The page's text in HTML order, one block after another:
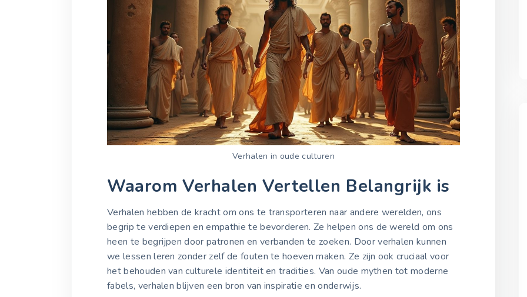
Verhalen in oude culturen
Waarom Verhalen Vertellen Belangrijk is
Verhalen hebben de kracht om ons te transporteren naar andere werelden, ons
begrip te verdiepen en empathie te bevorderen. Ze helpen ons de wereld om ons
heen te begrijpen door patronen en verbanden te zoeken. Door verhalen kunnen
we lessen leren zonder zelf de fouten te hoeven maken. Ze zijn ook cruciaal voor
het behouden van culturele identiteit en tradities. Van oude mythen tot moderne
fabels, verhalen blijven een bron van inspiratie en onderwijs.
Wereld Verhaal Vertellen
Dag 2025
20 maart 2025